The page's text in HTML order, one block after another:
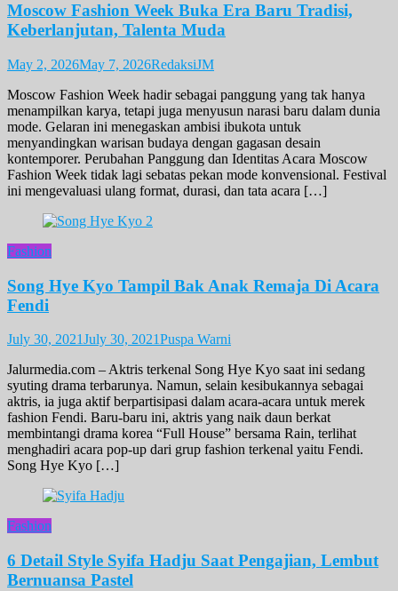
Moscow Fashion Week Buka Era Baru Tradisi,
Keberlanjutan, Talenta Muda
May 2, 2026May 7, 2026RedaksiJM
Moscow Fashion Week hadir sebagai panggung yang tak hanya
menampilkan karya, tetapi juga menyusun narasi baru dalam dunia
mode. Gelaran ini menegaskan ambisi ibukota untuk
menyandingkan warisan budaya dengan gagasan desain
kontemporer. Perubahan Panggung dan Identitas Acara Moscow
Fashion Week tidak lagi sebatas pekan mode konvensional. Festival
ini mengevaluasi ulang format, durasi, dan tata acara […]
Fashion
Song Hye Kyo Tampil Bak Anak Remaja Di Acara
Fendi
July 30, 2021July 30, 2021Puspa Warni
Jalurmedia.com – Aktris terkenal Song Hye Kyo saat ini sedang
syuting drama terbarunya. Namun, selain kesibukannya sebagai
aktris, ia juga aktif berpartisipasi dalam acara-acara untuk merek
fashion Fendi. Baru-baru ini, aktris yang naik daun berkat
membintangi drama korea “Full House” bersama Rain, terlihat
menghadiri acara pop-up dari grup fashion terkenal yaitu Fendi.
Song Hye Kyo […]
Fashion
6 Detail Style Syifa Hadju Saat Pengajian, Lembut
Bernuansa Pastel